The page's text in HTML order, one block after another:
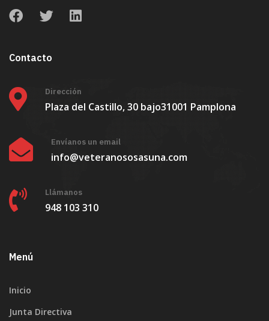
Contacto
Dirección
Plaza del Castillo, 30 bajo31001 Pamplona
Envíanos un email
info@veteranososasuna.com
Llámanos
948 103 310
Menú
Inicio
Junta Directiva